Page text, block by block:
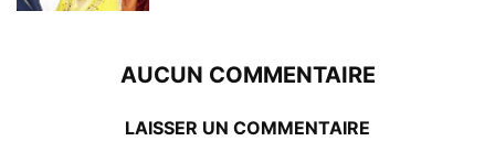
AUCUN COMMENTAIRE
LAISSER UN COMMENTAIRE